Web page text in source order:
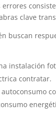
errores
clave
buscan
instalación
contratar.